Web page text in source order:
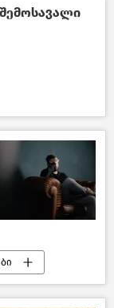
საქართველოს კომუნიკაციების ეროვნული კომისია